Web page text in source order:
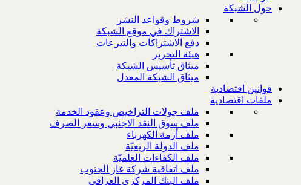
حول الشبكة
شروط وقواعد النشر
الاشتراك في موقع الشبكة
دفع الاشتراكات والتبرعات
هيئة التحرير
ميثاق تأسيس الشبكة
ميثاق الشبكة المعدل
قوانين اقتصادية
ملفات اقتصادية
ملف جولات التراخيص وعقود الخدمة
ملف سوق النقد الاجنبي وسعر الصرف
ملف أزمة الكهرباء
ملف الدولة الريعيّة
ملف الكفاءات العلميّة
ملف اتفاقية شركة غاز الجنوب
ملف البنك المركزي العراقي